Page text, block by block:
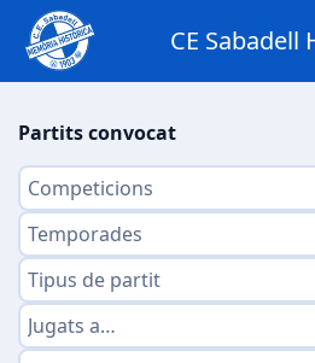
CE Sabadell
Partits convocat